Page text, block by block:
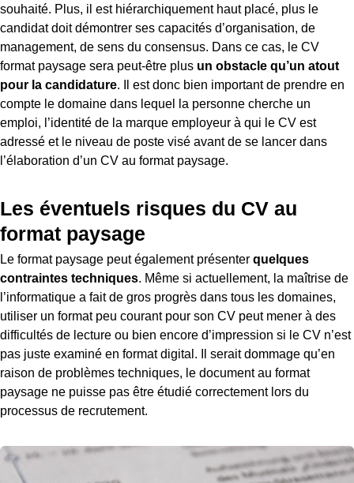
souhaité. Plus, il est hiérarchiquement haut placé, plus le
candidat doit démontrer ses capacités d’organisation, de
management, de sens du consensus. Dans ce cas, le CV
format paysage sera peut-être plus un obstacle qu’un atout
pour la candidature. Il est donc bien important de prendre en
compte le domaine dans lequel la personne cherche un
emploi, l’identité de la marque employeur à qui le CV est
adressé et le niveau de poste visé avant de se lancer dans
l’élaboration d’un CV au format paysage.
Les éventuels risques du CV au
format paysage
Le format paysage peut également présenter quelques
contraintes techniques. Même si actuellement, la maîtrise de
l’informatique a fait de gros progrès dans tous les domaines,
utiliser un format peu courant pour son CV peut mener à des
difficultés de lecture ou bien encore d’impression si le CV n’est
pas juste examiné en format digital. Il serait dommage qu’en
raison de problèmes techniques, le document au format
paysage ne puisse pas être étudié correctement lors du
processus de recrutement.